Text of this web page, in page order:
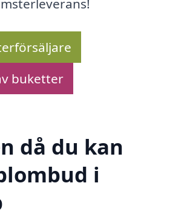
buketter
då du kan
i